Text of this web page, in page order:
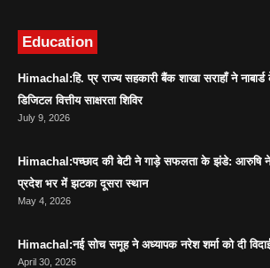
Education
Himachal:हि. प्र राज्य सहकारी बैंक शाखा सराहाँ ने
डिजिटल वित्तीय साक्षरता शिविर
July 9, 2026
Himachal:पच्छाद की बेटी ने गाड़े सफलता के झंडे: आरुषि ने
प्रदेश भर में झटका दूसरा स्थान
May 4, 2026
Himachal:नई सोच समूह ने अध्यापक नरेश शर्मा को दी विदाई
April 30, 2026